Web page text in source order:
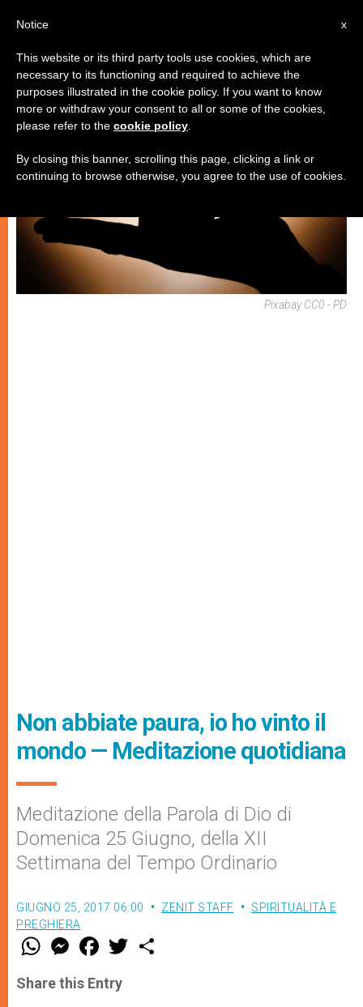
SPIRITUALITÀ E PREGHIERA
Pixabay CC0 - PD
Non abbiate paura, io ho vinto il
mondo — Meditazione quotidiana
Meditazione della Parola di Dio di
Domenica 25 Giugno, della XII
Settimana del Tempo Ordinario
GIUGNO 25, 2017 06:00 ZENIT STAFF
SPIRITUALITÀ E
PREGHIERA
W
t
s
M
e
s
e
F
a
e
b
w
Share this Entry
x
Notice
This website or its third party tools use cookies, which are
necessary to its functioning and required to achieve the
purposes illustrated in the cookie policy. If you want to know
more or withdraw your consent to all or some of the cookies,
please refer to the cookie policy
By closing this banner, scrolling this page, clicking a link or
continuing to browse otherwise, you agree to the use of cookies.